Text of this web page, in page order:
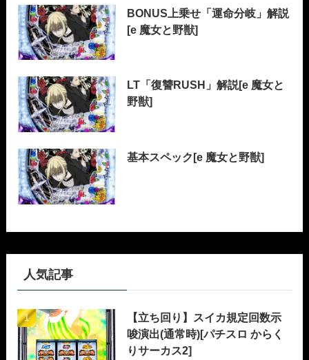
BONUS上乗せ「運命分岐」解説
[e 魔女と野獣]
LT「復讐RUSH」解説[e 魔女と
野獣]
基本スペック[e 魔女と野獣]
人気記事
【立ち回り】スイカ規定回数示
唆演出(通常時)[パチスロ からく
りサーカス2]